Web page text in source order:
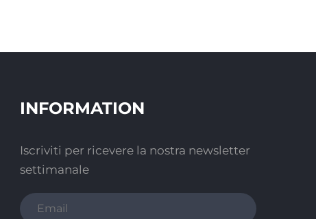
INFORMATION
Iscriviti per ricevere la nostra newsletter
settimanale